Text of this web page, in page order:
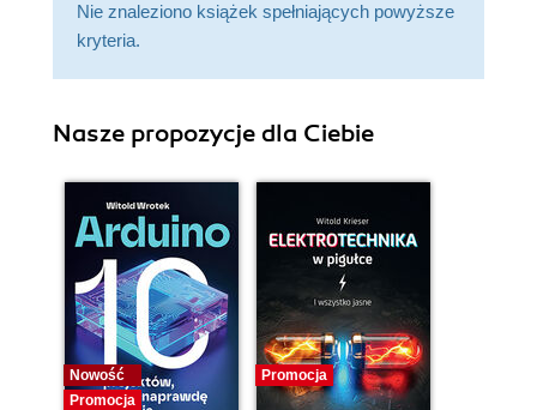
Nie znaleziono książek spełniających powyższe
kryteria.
Nasze propozycje dla Ciebie
Nowość
Promocja
Promocja